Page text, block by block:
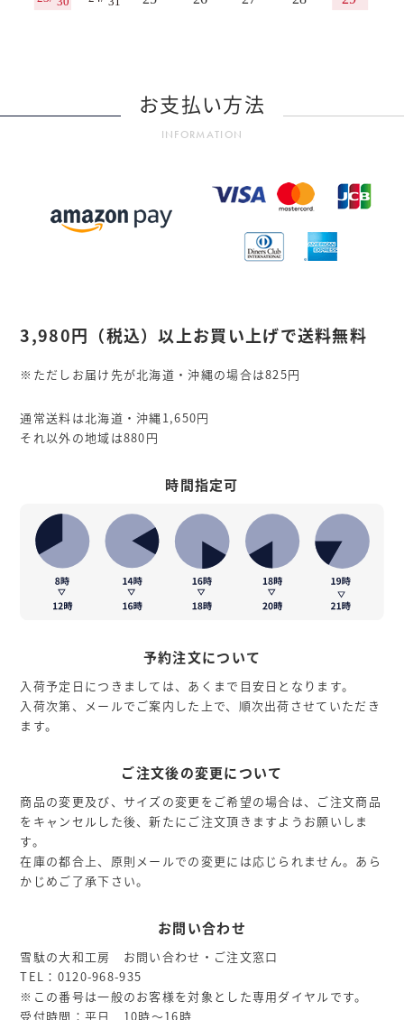
お支払い方法
INFORMATION
3,980円 （税込）以上お買い上げで送料無料
※ただしお届け先が北海道・沖縄の場合は825円
通常送料は北海道・沖縄1,650円
それ以外の地域は880円
時間指定可
予約注文について
入荷予定日につきましては、あくまで目安日となります。
入荷次第、メールでご案内した上で、順次出荷させていただき
ます。
ご注文後の変更について
商品の変更及び、サイズの変更をご希望の場合は、ご注文商品
をキャンセルした後、新たにご注文頂きますようお願いしま
す。
在庫の都合上、原則メールでの変更には応じられません。あら
かじめご了承下さい。
お問い合わせ
雪駄の大和工房 お問い合わせ・ご注文窓口
TEL：0120-968-935
※この番号は一般のお客様を対象とした専用ダイヤルです。
受付時間：平日 10時～16時